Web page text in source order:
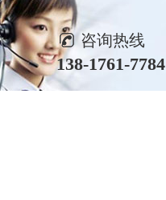
咨询热线
138-1761-7784